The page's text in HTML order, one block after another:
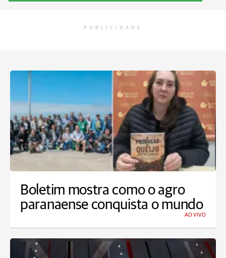
PUBLICIDADE
Boletim mostra como o agro
paranaense conquista o mundo
AO VIVO